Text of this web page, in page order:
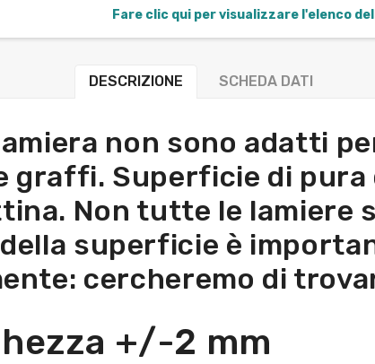
Fare clic qui per visualizzare l'elenco
DESCRIZIONE SCHEDA DATI
non sono adatti
graffi. Superficie di
Non tutte le lamiere
superficie è
cercheremo di
+/-2 mm